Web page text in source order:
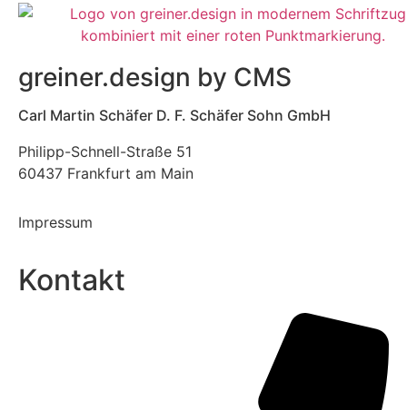
greiner.design by CMS
Carl Martin Schäfer D. F. Schäfer Sohn GmbH
Philipp-Schnell-Straße 51
60437 Frankfurt am Main
Impressum
Kontakt